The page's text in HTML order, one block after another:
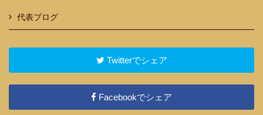
代表ブログ
Twitterでシェア
Facebookでシェア